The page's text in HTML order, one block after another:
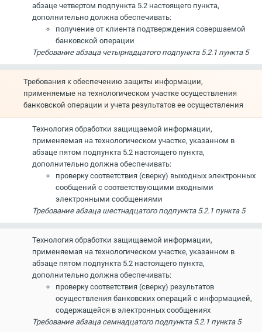
абзаце четвертом подпункта 5.2 настоящего пункта,
дополнительно должна обеспечивать:
получение от клиента подтверждения совершаемой
банковской операции
Требование абзаца четырнадцатого подпункта 5.2.1 пункта 5
Требования к обеспечению защиты информации,
применяемые на технологическом участке осуществления
банковской операции и учета результатов ее осуществления
Технология обработки защищаемой информации,
применяемая на технологическом участке, указанном в
абзаце пятом подпункта 5.2 настоящего пункта,
дополнительно должна обеспечивать:
проверку соответствия (сверку) выходных электронных
сообщений с соответствующими входными
электронными сообщениями
Требование абзаца шестнадцатого подпункта 5.2.1 пункта 5
Технология обработки защищаемой информации,
применяемая на технологическом участке, указанном в
абзаце пятом подпункта 5.2 настоящего пункта,
дополнительно должна обеспечивать:
проверку соответствия (сверку) результатов
осуществления банковских операций с информацией,
содержащейся в электронных сообщениях
Требование абзаца семнадцатого подпункта 5.2.1 пункта 5